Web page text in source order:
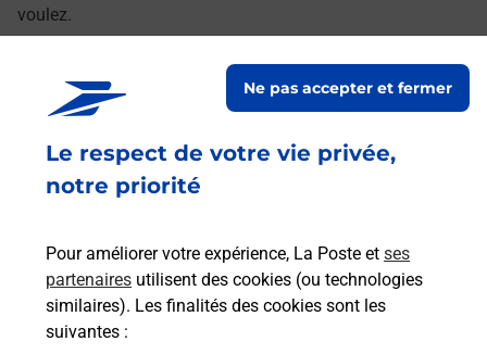
Le respect de votre vie privée,
notre priorité
Pour améliorer votre expérience, La Poste et ses
partenaires utilisent des cookies (ou technologies
similaires). Les finalités des cookies sont les
suivantes :
Ne pas accepter et fermer
voulez.
Découvrez toutes les offres et services en ligne de
La Poste